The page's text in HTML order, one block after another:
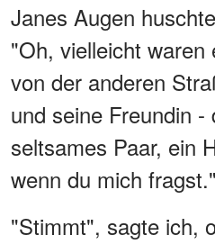
Janes Augen
"Oh, vielleicht waren
von der anderen
und seine Freundin -
seltsames Paar, ein
wenn du mich fragst."
"Stimmt", sagte ich,